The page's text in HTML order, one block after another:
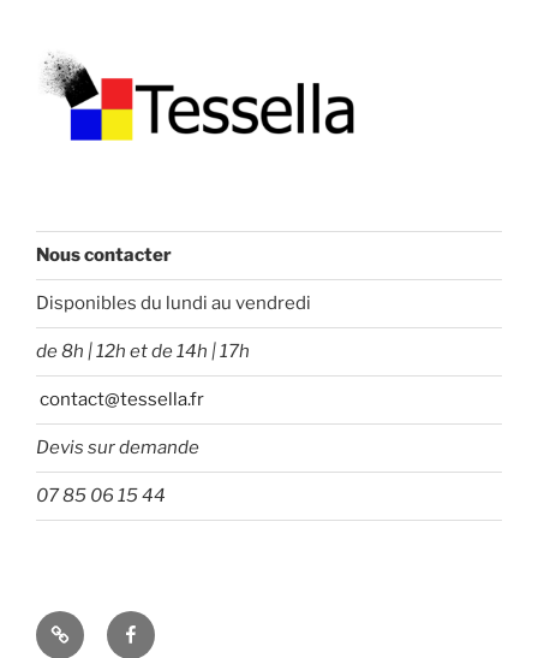
Nous contacter
Disponibles du lundi au vendredi
de 8h | 12h et de 14h | 17h
contact@tessella.fr
Devis sur demande
07 85 06 15 44
Tessella Facebook